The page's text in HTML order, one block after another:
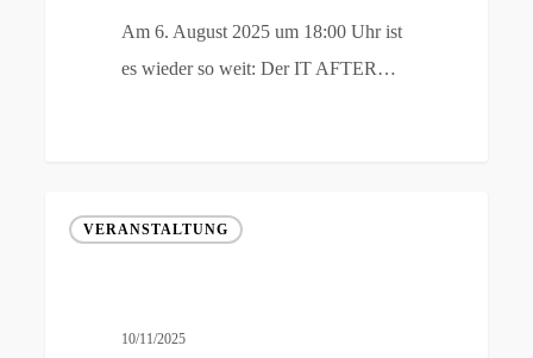
Am 6. August 2025 um 18:00 Uhr ist
es wieder so weit: Der IT AFTER…
Camp
VERANSTALTUNG
10/11/2025